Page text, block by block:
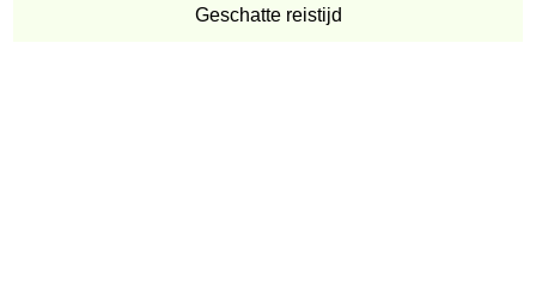
Geschatte reistijd